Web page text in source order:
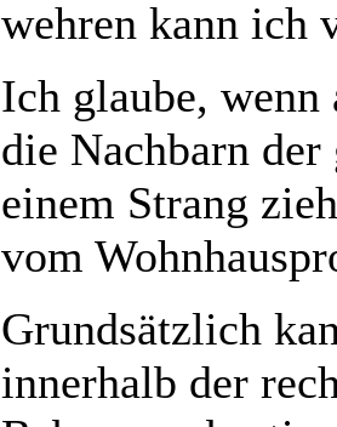
wehren kann ich
Ich glaube,
die Nachbarn der
einem Strang
vom
Grundsätzlich
innerhalb der